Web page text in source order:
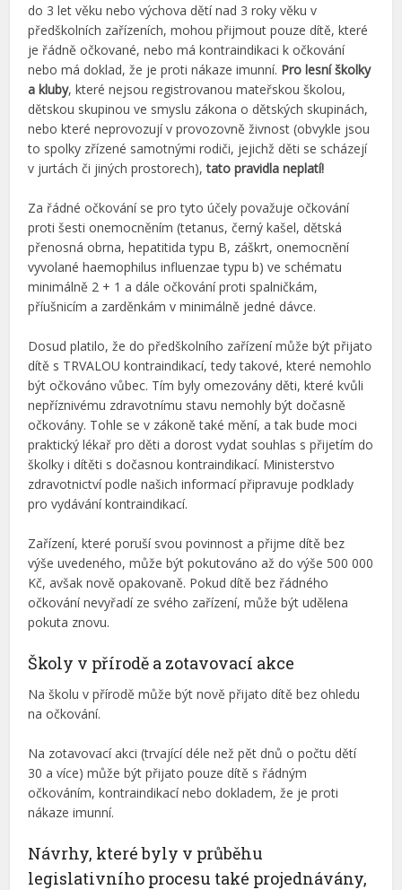
do 3 let věku nebo výchova dětí nad 3 roky věku v
předškolních zařízeních, mohou přijmout pouze dítě, které
je řádně očkované, nebo má kontraindikaci k očkování
nebo má doklad, že je proti nákaze imunní. Pro lesní školky
a kluby, které nejsou registrovanou mateřskou školou,
dětskou skupinou ve smyslu zákona o dětských skupinách,
nebo které neprovozují v provozovně živnost (obvykle jsou
to spolky zřízené samotnými rodiči, jejichž děti se scházejí
v jurtách či jiných prostorech),tato pravidla neplatí!
Za řádné očkování se pro tyto účely považuje očkování
proti šesti onemocněním (tetanus, černý kašel, dětská
přenosná obrna, hepatitida typu B, záškrt, onemocnění
vyvolané haemophilus influenzae typu b) ve schématu
minimálně 2 + 1 a dále očkování proti spalničkám,
příušnicím a zarděnkám v minimálně jedné dávce.
Dosud platilo, že do předškolního zařízení může být přijato
dítě s TRVALOU kontraindikací, tedy takové, které nemohlo
být očkováno vůbec. Tím byly omezovány děti, které kvůli
nepříznivému zdravotnímu stavu nemohly být dočasně
očkovány. Tohle se v zákoně také mění, a tak bude moci
praktický lékař pro děti a dorost vydat souhlas s přijetím do
školky i dítěti s dočasnou kontraindikací. Ministerstvo
zdravotnictví podle našich informací připravuje podklady
pro vydávání kontraindikací.
Zařízení, které poruší svou povinnost a přijme dítě bez
výše uvedeného, může být pokutováno až do výše 500 000
Kč, avšak nově opakovaně. Pokud dítě bez řádného
očkování nevyřadí ze svého zařízení, může být udělena
pokuta znovu.
Školy v přírodě a zotavovací akce
Na školu v přírodě může být nově přijato dítě bez ohledu
na očkování.
Na zotavovací akci (trvající déle než pět dnů o počtu dětí
30 a více) může být přijato pouze dítě s řádným
očkováním, kontraindikací nebo dokladem, že je proti
nákaze imunní.
Návrhy, které byly v průběhu
legislativního procesu také projednávány,